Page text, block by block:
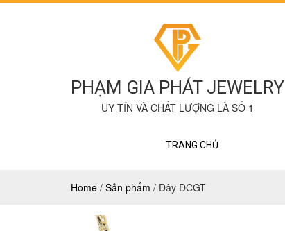
PHẠM GIA PHÁT JEWELRY
UY TÍN VÀ CHẤT LƯỢNG LÀ SỐ 1
TRANG CHỦ
Home / Sản phẩm / Dây DCGT